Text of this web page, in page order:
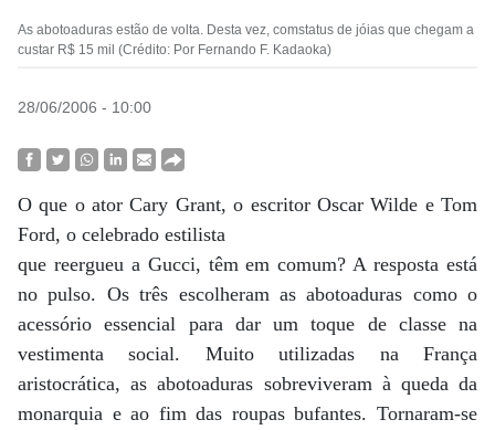
As abotoaduras estão de volta. Desta vez, comstatus de jóias que chegam a
custar R$ 15 mil (Crédito: Por Fernando F. Kadaoka)
28/06/2006 - 10:00
O que o ator Cary Grant, o escritor Oscar Wilde e Tom
Ford, o celebrado estilista
que reergueu a Gucci, têm em comum? A resposta está
no pulso. Os três escolheram as abotoaduras como o
acessório essencial para dar um toque de classe na
vestimenta social. Muito utilizadas na França
aristocrática, as abotoaduras sobreviveram à queda da
monarquia e ao fim das roupas bufantes. Tornaram-se